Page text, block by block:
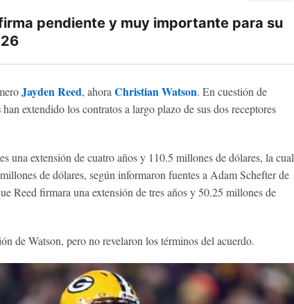
pendiente y muy importante para su
Jayden Reed, ahora Christian Watson. En cuestión de
han extendido los contratos a largo plazo de sus dos receptores
una extensión de cuatro años y 110.5 millones de dólares, la cual
de dólares, según informaron fuentes a Adam Schefter de
Reed firmara una extensión de tres años y 50.25 millones de
de Watson, pero no revelaron los términos del acuerdo.